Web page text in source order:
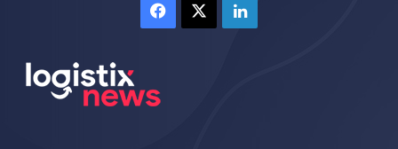
Facebook LinkedIn